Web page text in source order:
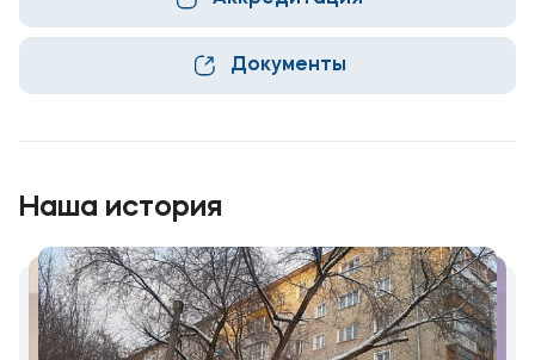
+7 (8332) 37-47-04
+7 (8332) 37-47-07
Об образовательной организации
Банковские реквизиты
Мы в соцсетях
Документы
Наша история